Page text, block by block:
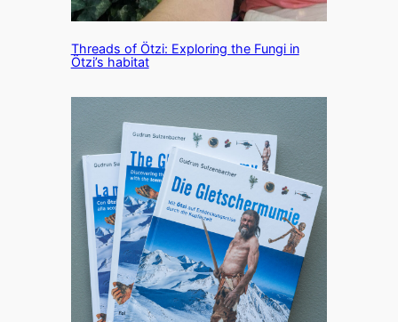
Threads of Ötzi: Exploring the Fungi in
Ötzi’s habitat